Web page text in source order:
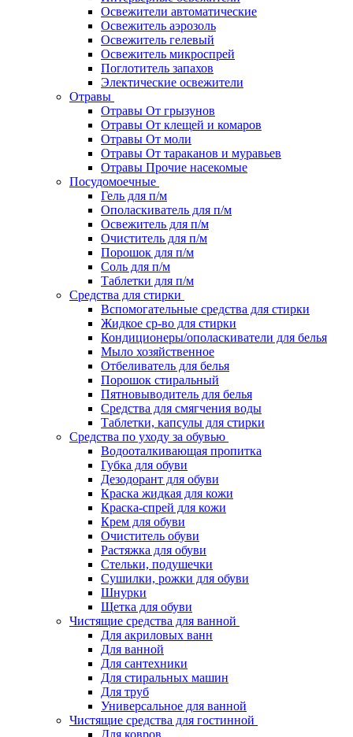
Освежители автоматические
Освежитель аэрозоль
Освежитель гелевый
Освежитель микроспрей
Поглотитель запахов
Электические освежители
Отравы
Отравы От грызунов
Отравы От клещей и комаров
Отравы От моли
Отравы От тараканов и муравьев
Отравы Прочие насекомые
Посудомоечные
Гель для п/м
Ополаскиватель для п/м
Освежитель для п/м
Очиститель для п/м
Порошок для п/м
Соль для п/м
Таблетки для п/м
Средства для стирки
Вспомогательные средства для стирки
Жидкое ср-во для стирки
Кондиционеры/ополаскиватели для белья
Мыло хозяйственное
Отбеливатель для белья
Порошок стиральный
Пятновыводитель для белья
Средства для смягчения воды
Таблетки, капсулы для стирки
Средства по уходу за обувью
Водооталкивающая пропитка
Губка для обуви
Дезодорант для обуви
Краска жидкая для кожи
Краска-спрей для кожи
Крем для обуви
Очиститель обуви
Растяжка для обуви
Стельки, подушечки
Сушилки, рожки для обуви
Шнурки
Щетка для обуви
Чистящие средства для ванной
Для акриловых ванн
Для ванной
Для сантехники
Для стиральных машин
Для труб
Универсальное для ванной
Чистящие средства для гостинной
Для ковров